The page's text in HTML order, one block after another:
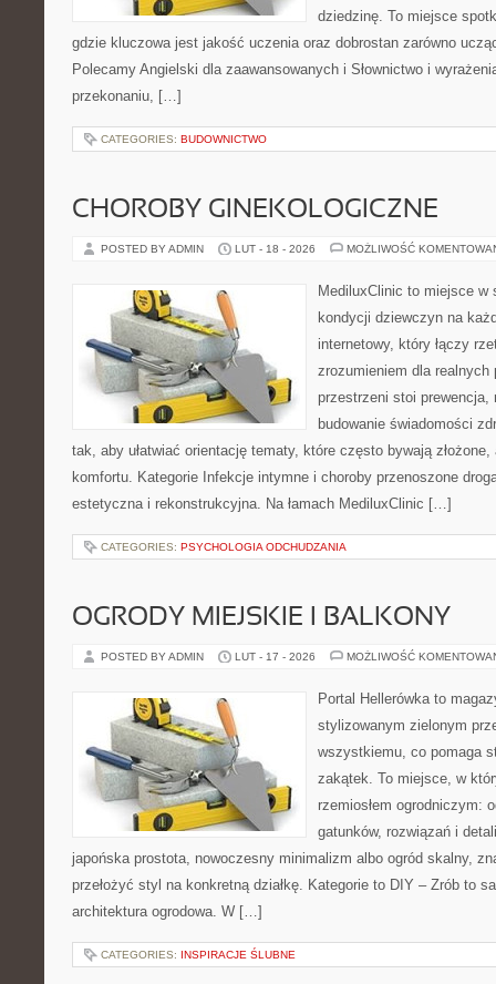
dziedzinę. To miejsce
gdzie kluczowa jest jakość uczenia oraz dobrostan zarówno
Polecamy Angielski dla zaawansowanych i Słownictwo i
przekonaniu, […]
CATEGORIES: BUDOWNICTWO
CHOROBY GINEKOLOGICZNE
POSTED BY ADMIN LUT - 18 - 2026 MOŻLIWOŚĆ
MediluxClinic to miejsce
kondycji dziewczyn na
internetowy, który łączy
zrozumieniem dla
przestrzeni stoi prewencja,
budowanie świadomości
tak, aby ułatwiać orientację tematy, które często bywają
komfortu. Kategorie Infekcje intymne i choroby przenoszone
estetyczna i rekonstrukcyjna. Na łamach MediluxClinic […]
CATEGORIES: PSYCHOLOGIA ODCHUDZANIA
OGRODY MIEJSKIE I BALKONY
POSTED BY ADMIN LUT - 17 - 2026 MOŻLIWOŚĆ
Portal Hellerówka to
stylizowanym zielonym
wszystkiemu, co pomaga
zakątek. To miejsce, w
rzemiosłem ogrodniczym:
gatunków, rozwiązań i
japońska prostota, nowoczesny minimalizm albo ogród skalny,
przełożyć styl na konkretną działkę. Kategorie to DIY – Zrób to
architektura ogrodowa. W […]
CATEGORIES: INSPIRACJE ŚLUBNE